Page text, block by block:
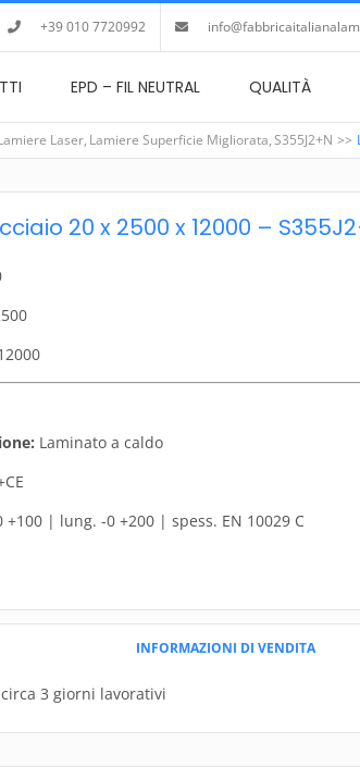
+39 010 7720992
EPD – FIL NEUTRAL QUALITÀ
Laser Lamiere Superficie Migliorata S355J2+N
20 x 2500 x 12000 –
Laminato a caldo
+100 | lung. -0 +200 | spess. EN 10029 C
INFORMAZIONI DI VENDITA
circa 3 giorni lavorativi